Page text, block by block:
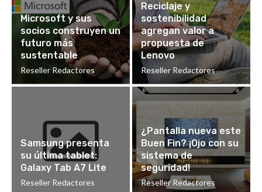
Microsoft y sus
socios construyen un
futuro más
sustentable
Reseller Redactores
Reciclaje y
sostenibilidad
agregan valor a
propuesta de
Lenovo
Reseller Redactores
Samsung presenta
su última tablet:
Galaxy Tab A7 Lite
Reseller Redactores
¿Pantalla nueva este
Buen Fin? ¡Ojo con su
sistema de
seguridad!
Reseller Redactores